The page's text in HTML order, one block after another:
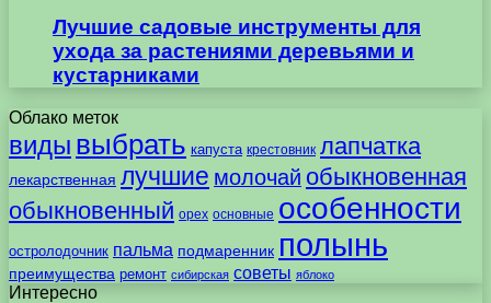
Лучшие садовые инструменты для
ухода за растениями деревьями и
кустарниками
Облако меток
виды выбрать капуста крестовник лапчатка
лекарственная лучшие молочай обыкновенная
обыкновенный орех основные особенности
остролодочник пальма подмаренник полынь
преимущества ремонт сибирская советы яблоко
Интересно